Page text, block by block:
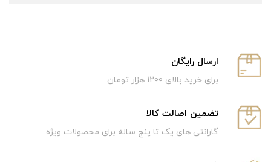
ارسال رایگان
برای خرید بالای 1200 هزار تومان
تضمین اصالت کالا
گارانتی های یک تا پنج ساله برای محصولات ویژه